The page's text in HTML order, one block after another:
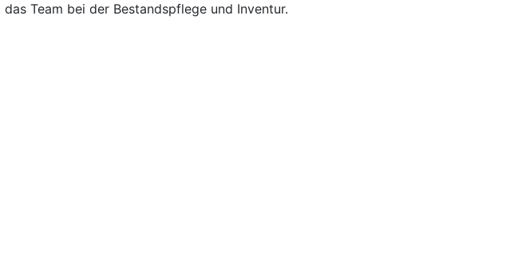
Team bei der Bestandspflege und Inventur.